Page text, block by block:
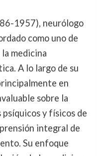
1957), neurólogo
como uno de
medicina
A lo largo de su
en
sobre la
y físicos de
integral de
Su enfoque